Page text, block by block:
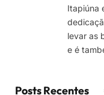
Itapiúna
levar as
e é
Posts Recentes